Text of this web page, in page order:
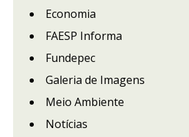
Economia
FAESP Informa
Fundepec
Galeria de Imagens
Meio Ambiente
Notícias